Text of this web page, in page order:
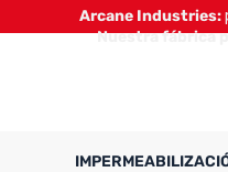
Arcane Industries:
Nuestra fábrica